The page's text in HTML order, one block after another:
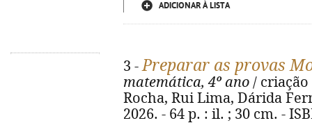
ADICIONAR À LISTA
3 -Preparar as provas
matemática, 4º ano /
Rocha, Rui Lima, Dárida
2026. - 64 p. : il. ; 30 cm. -